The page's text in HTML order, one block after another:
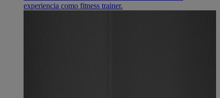
experiencia como fitness trainer.